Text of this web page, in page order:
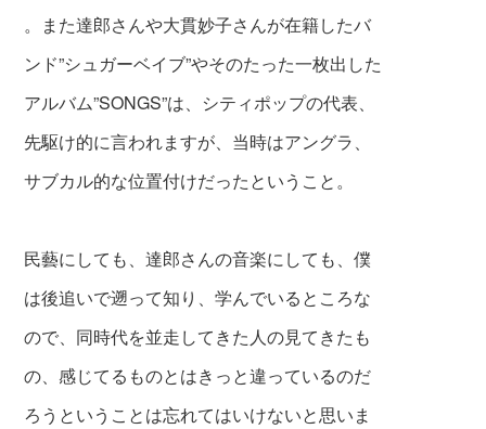
。また達郎さんや大貫妙子さんが在籍したバ
ンド”シュガーベイブ”やそのたった一枚出した
アルバム”SONGS”は、シティポップの代表、
先駆け的に言われますが、当時はアングラ、
サブカル的な位置付けだったということ。
民藝にしても、達郎さんの音楽にしても、僕
は後追いで遡って知り、学んでいるところな
ので、同時代を並走してきた人の見てきたも
の、感じてるものとはきっと違っているのだ
ろうということは忘れてはいけないと思いま